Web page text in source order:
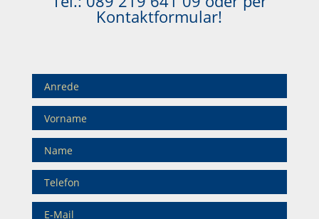
Kontaktformular!